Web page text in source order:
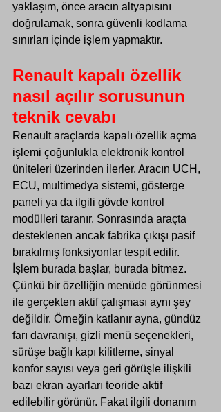
yaklaşım, önce aracın altyapısını
doğrulamak, sonra güvenli kodlama
sınırları içinde işlem yapmaktır.
Renault kapalı özellik
nasıl açılır sorusunun
teknik cevabı
Renault araçlarda kapalı özellik açma
işlemi çoğunlukla elektronik kontrol
üniteleri üzerinden ilerler. Aracın UCH,
ECU, multimedya sistemi, gösterge
paneli ya da ilgili gövde kontrol
modülleri taranır. Sonrasında araçta
desteklenen ancak fabrika çıkışı pasif
bırakılmış fonksiyonlar tespit edilir.
İşlem burada başlar, burada bitmez.
Çünkü bir özelliğin menüde görünmesi
ile gerçekten aktif çalışması aynı şey
değildir. Örneğin katlanır ayna, gündüz
farı davranışı, gizli menü seçenekleri,
sürüşe bağlı kapı kilitleme, sinyal
konfor sayısı veya geri görüşle ilişkili
bazı ekran ayarları teoride aktif
edilebilir görünür. Fakat ilgili donanım